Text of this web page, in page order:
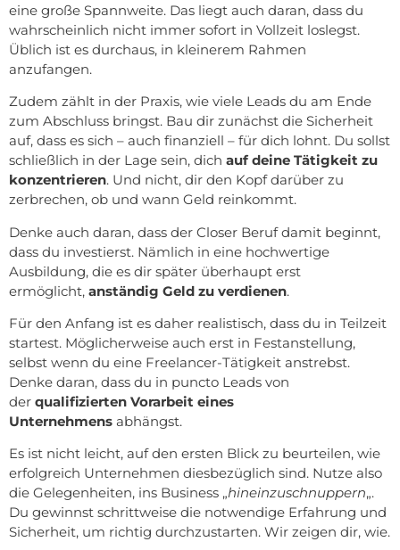
eine große Spannweite. Das liegt auch daran, dass du
wahrscheinlich nicht immer sofort in Vollzeit loslegst.
Üblich ist es durchaus, in kleinerem Rahmen
anzufangen.
Zudem zählt in der Praxis, wie viele Leads du am Ende
zum Abschluss bringst. Bau dir zunächst die Sicherheit
auf, dass es sich – auch finanziell – für dich lohnt. Du sollst
schließlich in der Lage sein, dich auf deine Tätigkeit zu
konzentrieren. Und nicht, dir den Kopf darüber zu
zerbrechen, ob und wann Geld reinkommt.
Denke auch daran, dass der Closer Beruf damit beginnt,
dass du investierst. Nämlich in eine hochwertige
Ausbildung, die es dir später überhaupt erst
ermöglicht, anständig Geld zu verdienen.
Für den Anfang ist es daher realistisch, dass du in Teilzeit
startest. Möglicherweise auch erst in Festanstellung,
selbst wenn du eine Freelancer-Tätigkeit anstrebst.
Denke daran, dass du in puncto Leads von
der qualifizierten Vorarbeit eines
Unternehmens abhängst.
Es ist nicht leicht, auf den ersten Blick zu beurteilen, wie
erfolgreich Unternehmen diesbezüglich sind. Nutze also
die Gelegenheiten, ins Business „hineinzuschnuppern„.
Du gewinnst schrittweise die notwendige Erfahrung und
Sicherheit, um richtig durchzustarten. Wir zeigen dir, wie.